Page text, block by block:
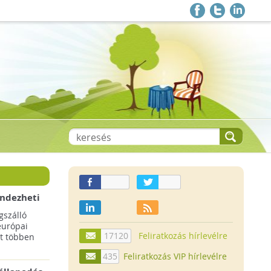
többen
17120
Feliratkozás hírlevélre
435
Feliratkozás VIP hírlevélre